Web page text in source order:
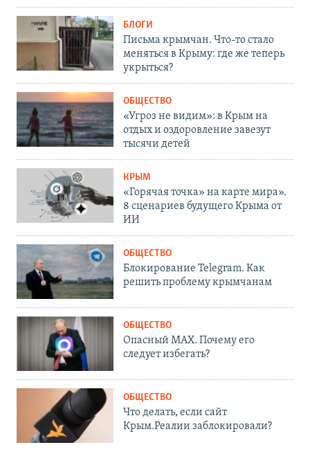
БЛОГИ
Письма крымчан. Что-то стало
меняться в Крыму: где же теперь
укрыться?
ОБЩЕСТВО
«Угроз не видим»: в Крым на
отдых и оздоровление завезут
тысячи детей
КРЫМ
«Горячая точка» на карте мира».
8 сценариев будущего Крыма от
ИИ
ОБЩЕСТВО
Блокирование Telegram. Как
решить проблему крымчанам
ОБЩЕСТВО
Опасный MAX. Почему его
следует избегать?
ОБЩЕСТВО
Что делать, если сайт
Крым.Реалии заблокировали?